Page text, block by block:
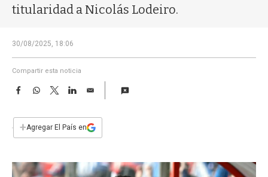
titularidad a Nicolás Lodeiro.
30/08/2025, 18:06
Compartir esta noticia
F
e
b
k
W
s
p
T
w
t
L
n
E
i
l
+Agregar El País en